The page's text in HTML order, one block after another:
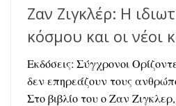
Ζαν Ζιγκλέρ: Η
κόσμου και οι νέοι
Εκδόσεις: Σύγχρονοι
δεν επηρεάζουν τους
Στο βιβλίο του ο Ζαν